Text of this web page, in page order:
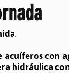
.
acuíferos con
hidráulica